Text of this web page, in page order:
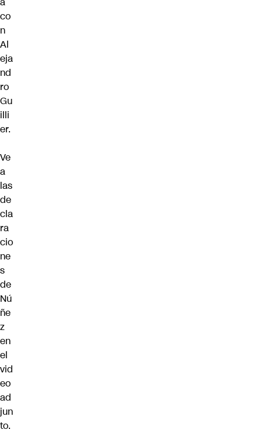
co
n
Al
eja
nd
ro
Gu
illi
er.
Ve
a
las
de
cla
ra
cio
ne
s
de
Nú
ñe
z
en
el
vid
eo
ad
jun
to.